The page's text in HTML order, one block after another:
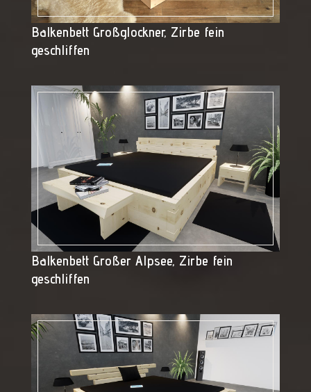
Balkenbett Großglockner, Zirbe fein
geschliffen
Balkenbett Großer Alpsee, Zirbe fein
geschliffen